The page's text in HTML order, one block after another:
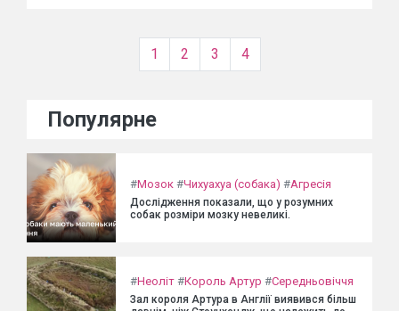
1 2 3 4
Популярне
#Мозок #Чихуахуа (собака) #Агресія
Дослідження показали, що у розумних
собак розміри мозку невеликі.
#Неоліт #Король Артур #Середньовіччя
Зал короля Артура в Англії виявився більш